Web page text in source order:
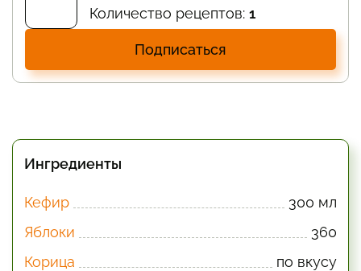
Количество рецептов: 1
Подписаться
Ингредиенты
Кефир
300 мл
Яблоки
360
Корица
по вкусу